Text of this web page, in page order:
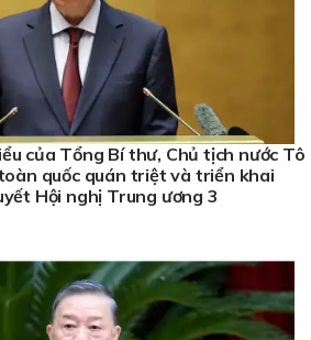
của Tổng Bí thư, Chủ tịch nước Tô
quốc quán triệt và triển khai
Hội nghị Trung ương 3